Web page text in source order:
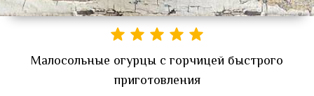
Малосольные огурцы с горчицей быстрого
приготовления